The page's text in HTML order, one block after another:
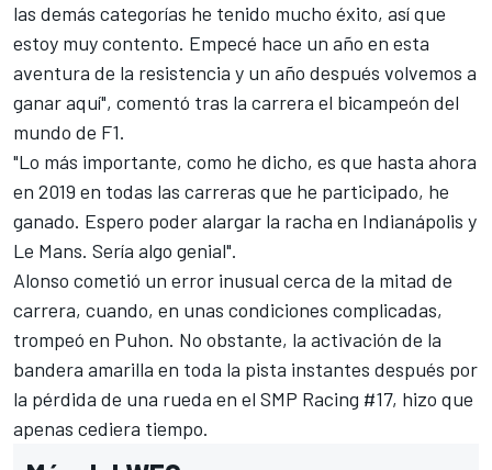
las demás categorías he tenido mucho éxito, así que
estoy muy contento. Empecé hace un año en esta
aventura de la resistencia y un año después volvemos a
ganar aquí", comentó tras la carrera el bicampeón del
mundo de F1.
"Lo más importante, como he dicho, es que hasta ahora
en 2019 en todas las carreras que he participado, he
ganado. Espero poder alargar la racha en Indianápolis y
Le Mans. Sería algo genial".
Alonso cometió un error inusual cerca de la mitad de
carrera, cuando, en unas condiciones complicadas,
trompeó en Puhon. No obstante, la activación de la
bandera amarilla en toda la pista instantes después por
la pérdida de una rueda en el SMP Racing #17, hizo que
apenas cediera tiempo.